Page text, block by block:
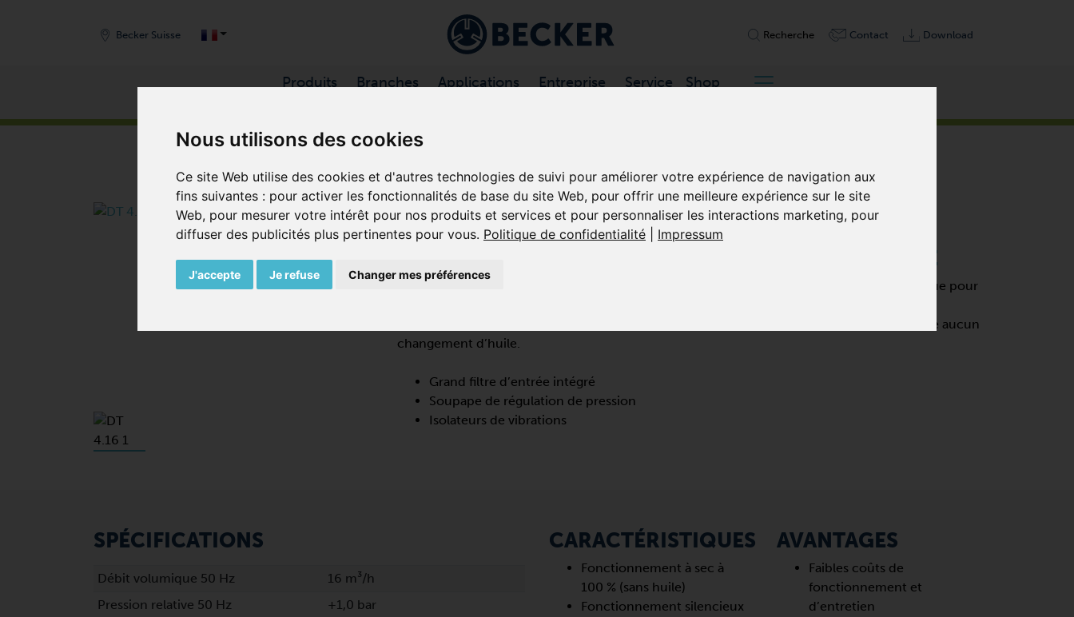
Nous utilisons des cookies
Ce site Web utilise des cookies et d'autres technologies de suivi pour améliorer votre expérience de navigation aux
fins suivantes : pour activer les fonctionnalités de base du site Web, pour offrir une meilleure expérience sur le site
Web, pour mesurer votre intérêt pour nos produits et services et pour personnaliser les interactions marketing, pour
diffuser des publicités plus pertinentes pour vous. Politique de confidentialité Impressum
J'accepte Je refuse Changer mes préférences
Becker Suisse Recherche Contact Download
Produits Branches Applications Entreprise Service Shop
DT 4.16
COMPRESSEURS À PALETTES ROTATIVES, SANS HUILE
La DT 4.16 est un compresseur volumétrique basse pression à fonctionnement à sec conçue pour
composites/graphite autolubrifiantes, ne nécessite qu’un entretien minimal et ne nécessite aucun
changement d’huile.
Grand filtre d’entrée intégré
Soupape de régulation de pression
Isolateurs de vibrations
SPÉCIFICATIONS
Débit volumique 50 Hz
16 m³/h
Pression relative 50 Hz
+1,0 bar
CARACTÉRISTIQUES
Fonctionnement à sec à
100 % (sans huile)
Fonctionnement silencieux
AVANTAGES
Faibles coûts de
fonctionnement et
d’entretien